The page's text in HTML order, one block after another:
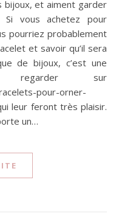
bijoux, et aiment garder
Si vous achetez pour
pourriez probablement
et savoir qu’il sera
de bijoux, c’est une
sur
pour-orner-
leur feront très plaisir.
un…